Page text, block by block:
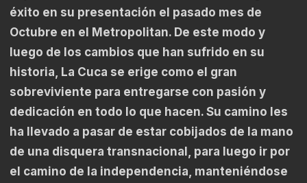
éxito en su presentación el pasado mes de
Octubre en el Metropolitan. De este modo y
luego de los cambios que han sufrido en su
historia, La Cuca se erige como el gran
sobreviviente para entregarse con pasión y
dedicación en todo lo que hacen. Su camino les
ha llevado a pasar de estar cobijados de la mano
de una disquera transnacional, para luego ir por
el camino de la independencia, manteniéndose